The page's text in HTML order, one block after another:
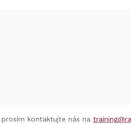
kontaktujte nás na